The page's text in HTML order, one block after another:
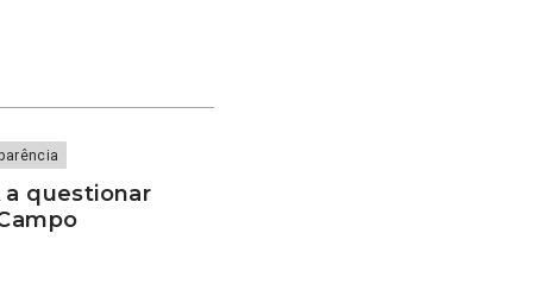
a questionar